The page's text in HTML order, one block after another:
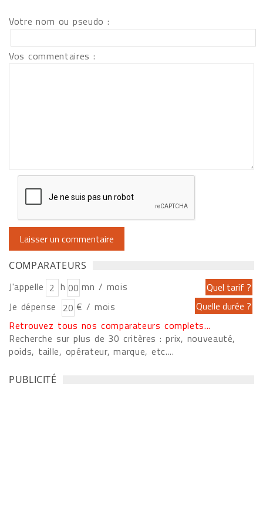
Votre nom ou pseudo :
Vos commentaires :
COMPARATEURS
J'appelle h
mn / mois
Je dépense
€ / mois
Retrouvez tous nos comparateurs complets...
Recherche sur plus de 30 critères : prix, nouveauté,
poids, taille, opérateur, marque, etc....
PUBLICITÉ